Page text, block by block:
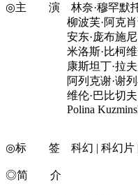
◎主 演 林奈·穆罕默托
柳波芙·阿克肖诺娃
安东·庞布施尼
米洛斯·比柯维奇
康斯坦丁·拉夫罗年
阿列克谢·谢列布里
维伦·巴比切夫
Polina
◎标 签 科幻 | 科幻片 | 科
◎简 介